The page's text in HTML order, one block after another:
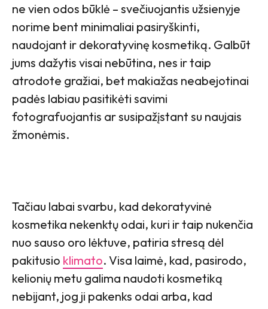
ne vien odos būklė – svečiuojantis užsienyje
norime bent minimaliai pasiryškinti,
naudojant ir dekoratyvinę kosmetiką. Galbūt
jums dažytis visai nebūtina, nes ir taip
atrodote gražiai, bet makiažas neabejotinai
padės labiau pasitikėti savimi
fotografuojantis ar susipažįstant su naujais
žmonėmis.
Tačiau labai svarbu, kad dekoratyvinė
kosmetika nekenktų odai, kuri ir taip nukenčia
nuo sauso oro lėktuve, patiria stresą dėl
pakitusio klimato. Visa laimė, kad, pasirodo,
kelionių metu galima naudoti kosmetiką
nebijant, jog ji pakenks odai arba, kad